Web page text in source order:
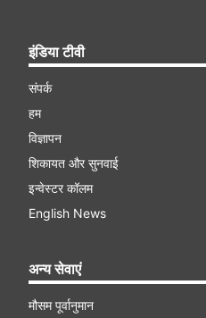
इंडिया टीवी
संपर्क
हम
विज्ञापन
शिकायत और सुनवाई
इन्वेस्टर कॉलम
English News
अन्य सेवाएं
मौसम पूर्वानुमान